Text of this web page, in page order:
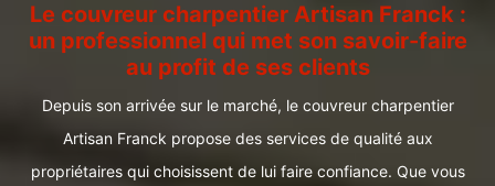
Le couvreur charpentier Artisan Franck :
un professionnel qui met son savoir-faire
au profit de ses clients
Depuis son arrivée sur le marché, le couvreur charpentier
Artisan Franck propose des services de qualité aux
propriétaires qui choisissent de lui faire confiance. Que vous